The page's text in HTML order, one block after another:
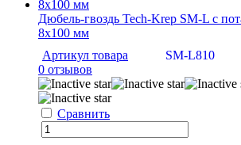
Дюбель-гвоздь Tech-Krep SM-L с
8х100 мм
Артикул товара
SM-L810
0 отзывов
Сравнить